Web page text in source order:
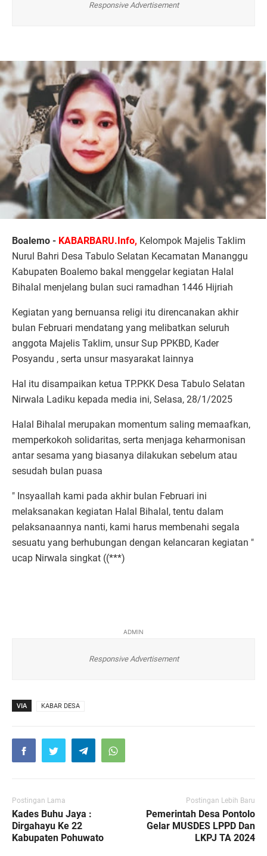
Responsive Advertisement
Boalemo - KABARBARU.Info, Kelompok Majelis Taklim
Nurul Bahri Desa Tabulo Selatan Kecamatan Mananggu
Kabupaten Boalemo bakal menggelar kegiatan Halal
Bihalal menjelang bulan suci ramadhan 1446 Hijriah
Kegiatan yang bernuansa religi itu direncanakan akhir
bulan Februari mendatang yang melibatkan seluruh
anggota Majelis Taklim, unsur Sup PPKBD, Kader
Posyandu , serta unsur masyarakat lainnya
Hal itu disampaikan ketua TP.PKK Desa Tabulo Selatan
Nirwala Ladiku kepada media ini, Selasa, 28/1/2025
Halal Bihalal merupakan momentum saling memaafkan,
memperkokoh solidaritas, serta menjaga keharmonisan
antar sesama yang biasanya dilakukan sebelum atau
sesudah bulan puasa
" Insyaallah kami pada akhir bulan Februari ini
melaksanakan kegiatan Halal Bihalal, tentu dalam
pelaksanaannya nanti, kami harus membenahi segala
sesuatu yang berhubungan dengan kelancaran kegiatan "
ucap Nirwala singkat ((***)
ADMIN
Responsive Advertisement
VIA KABAR DESA
Postingan Lama
Kades Buhu Jaya :
Dirgahayu Ke 22
Kabupaten Pohuwato
Postingan Lebih Baru
Pemerintah Desa Pontolo
Gelar MUSDES LPPD Dan
LKPJ TA 2024